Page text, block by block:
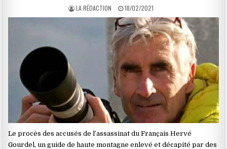
LA RÉDACTION 18/02/2021
Le procès des accusés de l’assassinat du Français Hervé
Gourdel, un guide de haute montagne enlevé et décapité par des